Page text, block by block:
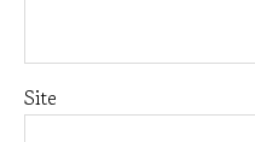
Site